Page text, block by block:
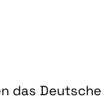
das Deutsche